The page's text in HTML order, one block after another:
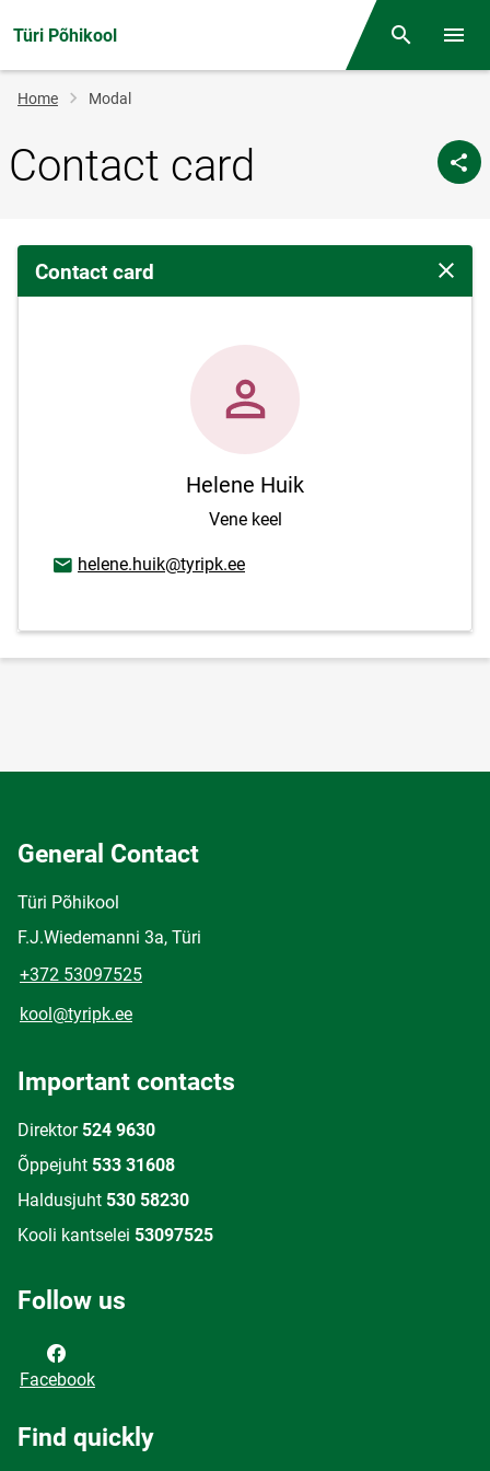
Türi Põhikool Otsing
Breadcrumb
Home Modal
Contact card
Contact card Close
Helene Huik
Vene keel
Email address
helene.huik@tyripk.ee
General Contact
Türi Põhikool
F.J.Wiedemanni 3a, Türi
+372 53097525
kool@tyripk.ee
Important contacts
Direktor 524 9630
Õppejuht 533 31608
Haldusjuht 530 58230
Kooli kantselei 53097525
Follow us
Facebook
Find quickly